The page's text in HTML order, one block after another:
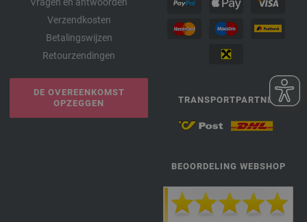
Verzendkosten
Betalingswijzen
Retourzendingen
DE OVEREENKOMST
OPZEGGEN
TRANSPORTPARTNER
BEOORDELING WEBSHOP